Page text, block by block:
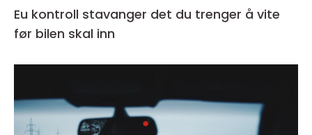
Eu kontroll stavanger det du trenger å vite
før bilen skal inn